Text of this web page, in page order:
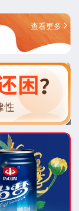
查看更多